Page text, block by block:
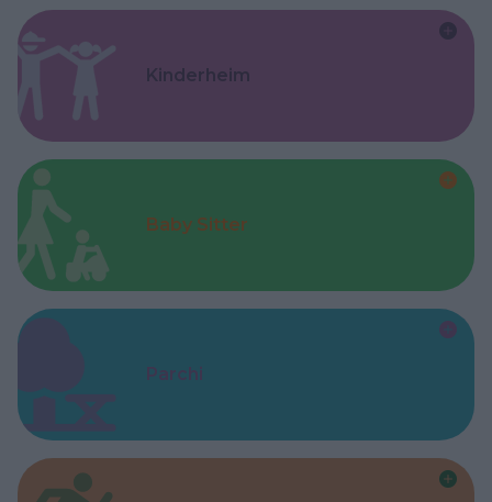
Kinderheim
Baby Sitter
Parchi